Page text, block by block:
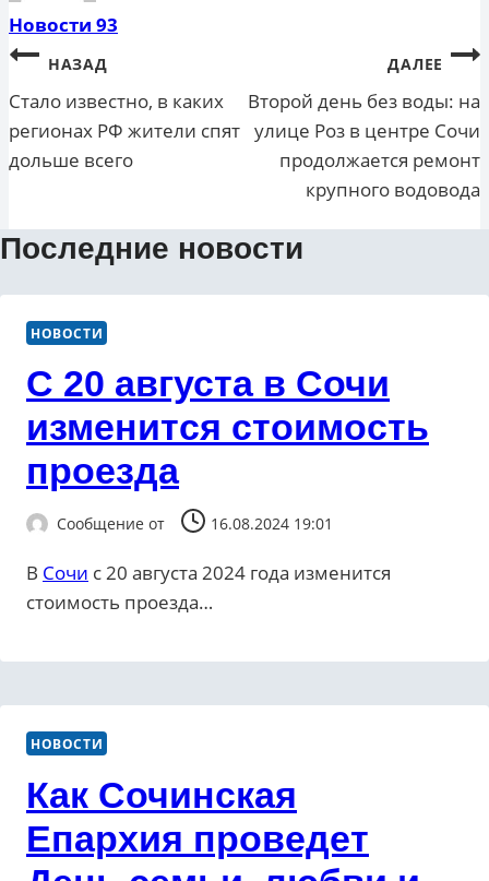
Новости 93
Навигация
по
записям
НАЗАД
Стало известно, в каких
регионах РФ жители спят
дольше всего
ДАЛЕЕ
Второй день без воды: на
улице Роз в центре Сочи
продолжается ремонт
крупного водовода
Последние новости
НОВОСТИ
С 20 августа в Сочи
изменится стоимость
проезда
Сообщение от 16.08.2024 19:01
В Сочи с 20 августа 2024 года изменится
стоимость проезда…
НОВОСТИ
Как Сочинская
Епархия проведет